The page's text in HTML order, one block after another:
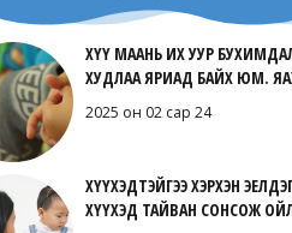
ХҮҮ МААНЬ ИХ УУР
ХУДЛАА ЯРИАД БАЙХ ЮМ.
2025 он 02 сар 24
ХҮҮХЭДТЭЙГЭЭ ХЭРХЭН
ХҮҮХЭД ТАЙВАН СОНСОЖ